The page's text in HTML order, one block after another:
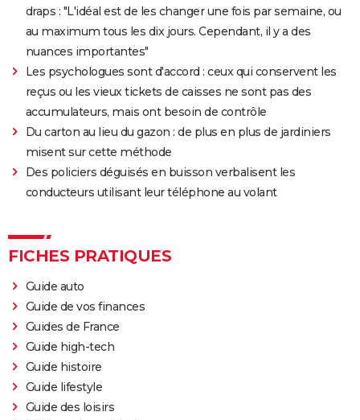
draps : "L'idéal est de les changer une fois par semaine, ou
au maximum tous les dix jours. Cependant, il y a des
nuances importantes"
Les psychologues sont d'accord : ceux qui conservent les
reçus ou les vieux tickets de caisses ne sont pas des
accumulateurs, mais ont besoin de contrôle
Du carton au lieu du gazon : de plus en plus de jardiniers
misent sur cette méthode
Des policiers déguisés en buisson verbalisent les
conducteurs utilisant leur téléphone au volant
FICHES PRATIQUES
Guide auto
Guide de vos finances
Guides de France
Guide high-tech
Guide histoire
Guide lifestyle
Guide des loisirs